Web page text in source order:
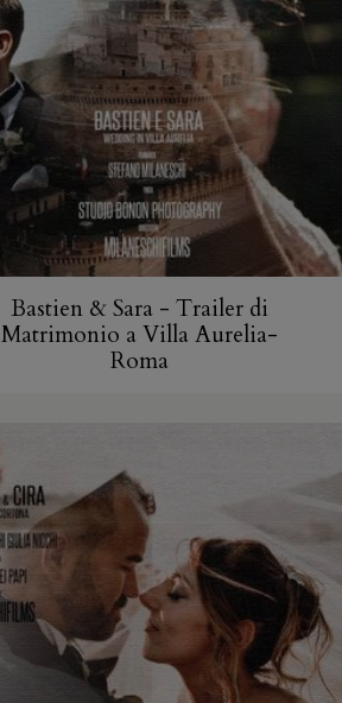
Bastien & Sara - Trailer di
Matrimonio a Villa Aurelia-
Roma